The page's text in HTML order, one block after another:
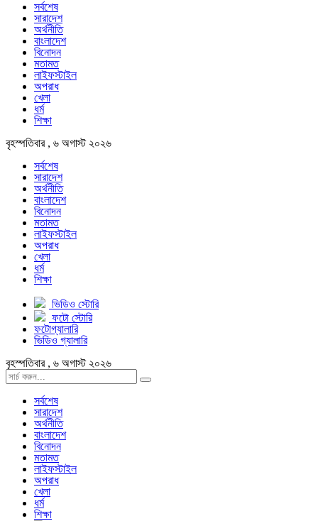
সর্বশেষ
সারাদেশ
অর্থনীতি
বাংলাদেশ
বিনোদন
মতামত
লাইফস্টাইল
অপরাধ
খেলা
ধর্ম
শিক্ষা
বৃহস্পতিবার , ৬ অগাস্ট ২০২৬
সর্বশেষ
সারাদেশ
অর্থনীতি
বাংলাদেশ
বিনোদন
মতামত
লাইফস্টাইল
অপরাধ
খেলা
ধর্ম
শিক্ষা
ভিডিও স্টোরি
ফটো স্টোরি
ফটোগ্যালারি
ভিডিও গ্যালারি
বৃহস্পতিবার , ৬ অগাস্ট ২০২৬
সর্বশেষ
সারাদেশ
অর্থনীতি
বাংলাদেশ
বিনোদন
মতামত
লাইফস্টাইল
অপরাধ
খেলা
ধর্ম
শিক্ষা